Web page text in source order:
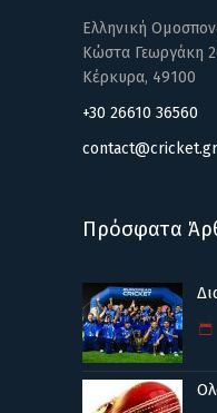
Ελληνική
Κώστα Γεωργάκη
Κέρκυρα, 49100
+30 26610 36560
contact@cricket.gr
Πρόσφατα